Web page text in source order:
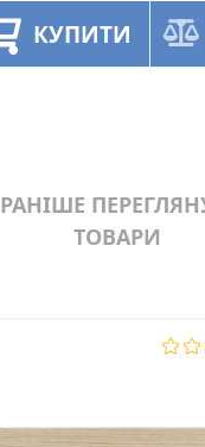
КУПИТИ
РАНІШЕ
ТОВАРИ